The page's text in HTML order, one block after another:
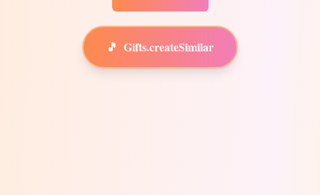
🎵 Gifts.createSimilar